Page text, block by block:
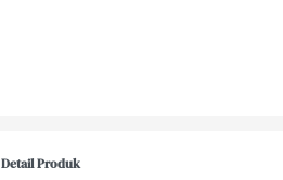
Detail Produk